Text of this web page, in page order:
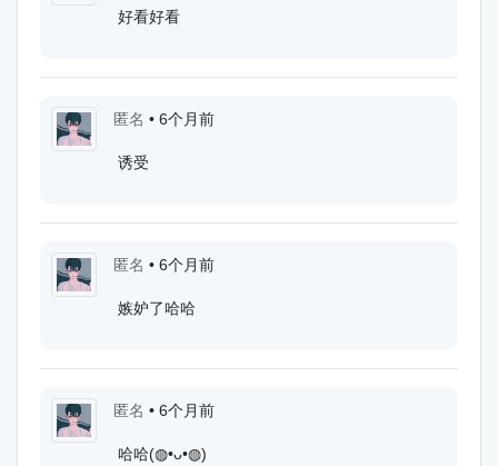
好看好看
匿名 • 6个月前
诱受
匿名 • 6个月前
嫉妒了哈哈
匿名 • 6个月前
哈哈(◍•ᴗ•◍)